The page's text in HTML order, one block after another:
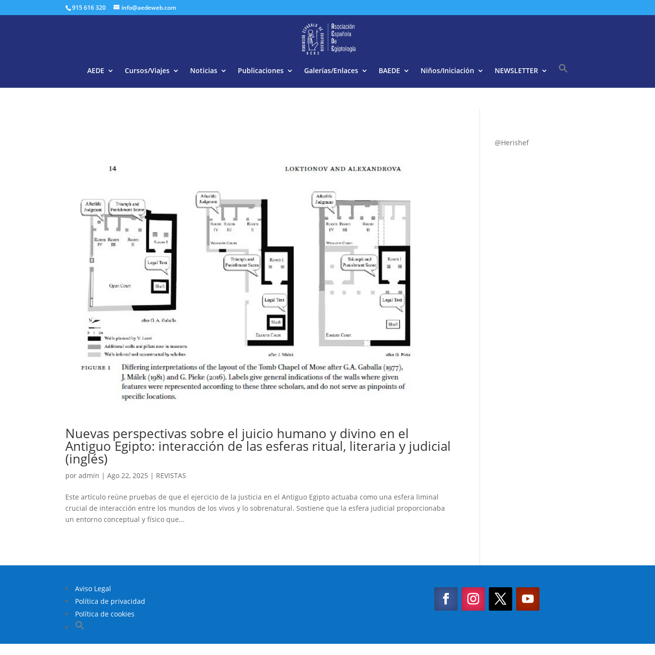
915 616 320 info@aedeweb.com
AEDE Cursos/Viajes Noticias Publicaciones Galerías/Enlaces BAEDE Niños/Iniciación NEWSLETTER
Nuevas perspectivas sobre el juicio humano y divino en el
Antiguo Egipto: interacción de las esferas ritual, literaria y judicial
(inglés)
poradmin |Ago 22, 2025 | REVISTAS
Este artículo reúne pruebas de que el ejercicio de la justicia en el Antiguo Egipto actuaba como una esfera liminal
crucial de interacción entre los mundos de los vivos y lo sobrenatural. Sostiene que la esfera judicial proporcionaba
un entorno conceptual y físico que...
@Herishef
Aviso Legal
Política de privacidad
Política de cookies
Botón de búsqueda